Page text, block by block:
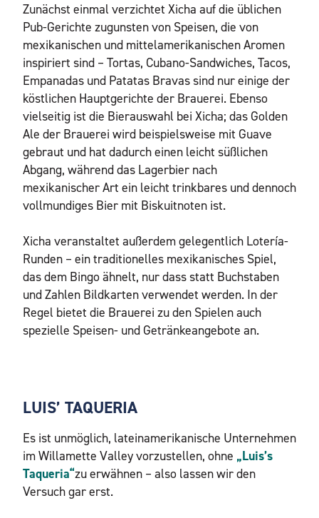
Zunächst einmal verzichtet Xicha auf die üblichen
Pub-Gerichte zugunsten von Speisen, die von
mexikanischen und mittelamerikanischen Aromen
inspiriert sind – Tortas, Cubano-Sandwiches, Tacos,
Empanadas und Patatas Bravas sind nur einige der
köstlichen Hauptgerichte der Brauerei. Ebenso
vielseitig ist die Bierauswahl bei Xicha; das Golden
Ale der Brauerei wird beispielsweise mit Guave
gebraut und hat dadurch einen leicht süßlichen
Abgang, während das Lagerbier nach
mexikanischer Art ein leicht trinkbares und dennoch
vollmundiges Bier mit Biskuitnoten ist.
Xicha veranstaltet außerdem gelegentlich Lotería-
Runden – ein traditionelles mexikanisches Spiel,
das dem Bingo ähnelt, nur dass statt Buchstaben
und Zahlen Bildkarten verwendet werden. In der
Regel bietet die Brauerei zu den Spielen auch
spezielle Speisen- und Getränkeangebote an.
LUIS’ TAQUERIA
Es ist unmöglich, lateinamerikanische Unternehmen
im Willamette Valley vorzustellen, ohne „Luis’s
Taqueria“zu erwähnen – also lassen wir den
Versuch gar erst.